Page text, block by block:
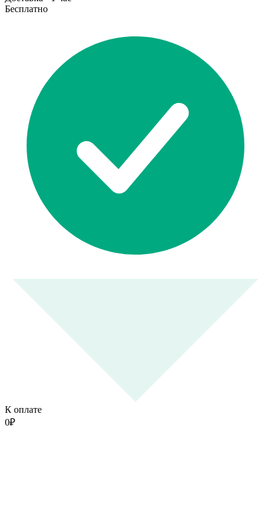
Бесплатно
К оплате
0₽